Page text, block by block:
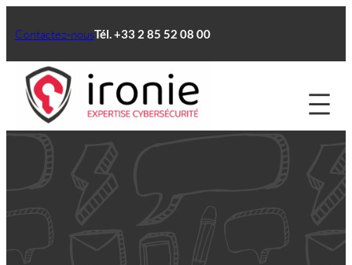
au
contenu
Contactez-nousTél. +33 2 85 52 08 00